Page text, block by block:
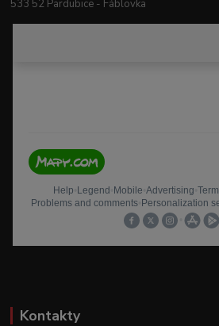
533 52 Pardubice - Fáblovka
Kontakty